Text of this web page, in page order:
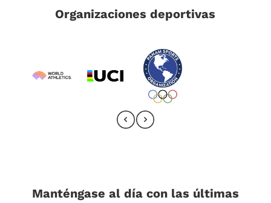
Organizaciones deportivas
Manténgase al día con las últimas